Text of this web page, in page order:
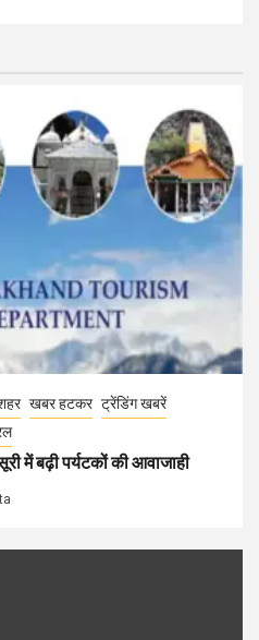
खबर हटकर ट्रेंडिंग खबरें
में बढ़ी पर्यटकों की आवाजाही